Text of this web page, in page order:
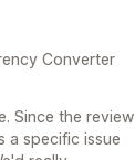
Converter
Since the review
a specific issue